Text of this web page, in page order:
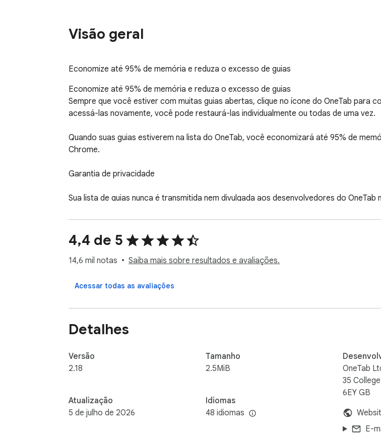
Visão geral
Economize até 95% de memória e reduza o excesso de guias
Economize até 95% de memória e reduza o excesso de guias
Sempre que você estiver com muitas guias abertas, clique no ícone do OneTab para
acessá-las novamente, você pode restaurá-las individualmente ou todas de uma vez.
Quando suas guias estiverem na lista do OneTab, você economizará até 95% de
Chrome.
Garantia de privacidade
Sua lista de guias nunca é transmitida nem divulgada aos desenvolvedores do
outras pessoas.
4,4 de 5
14,6 mil notas Saiba mais sobre resultados e avaliações.
Acessar todas as avaliações
Detalhes
Versão
2.18
Atualização
5 de julho de 2026
Tamanho
2.5MiB
Idiomas
48 idiomas
OneTab
35
6EY GB
E-